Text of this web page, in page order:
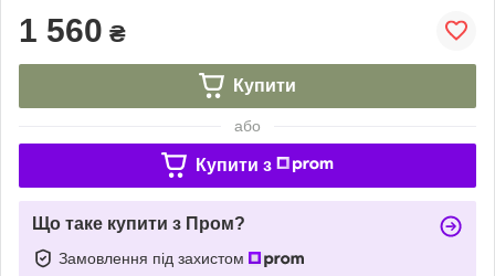
1 560 ₴
Купити
або
Купити з
Що таке купити з Пром?
Замовлення під захистом